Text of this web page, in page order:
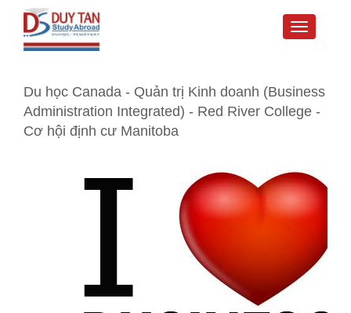
Toggle
Du học Canada - Quản trị Kinh doanh (Business
Administration Integrated) - Red River College -
Cơ hội định cư Manitoba